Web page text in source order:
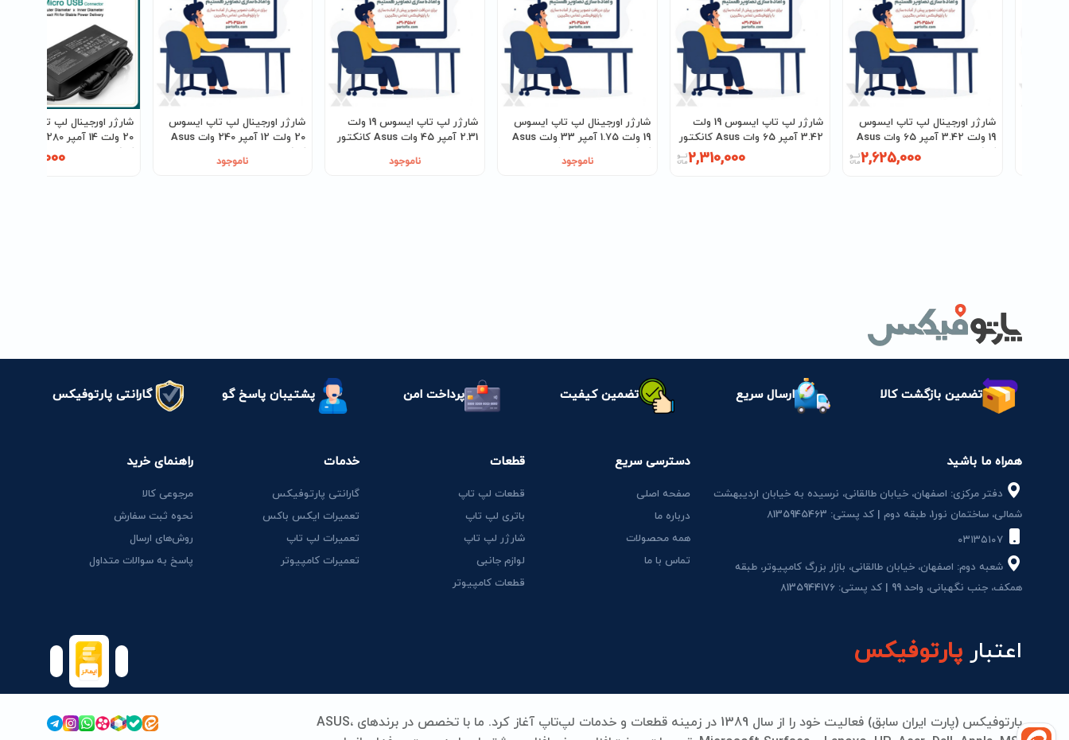
شارژر اورجینال لپ تاپ ایسوس
19 ولت 3.42 آمپر 65 وات Asus
کانکتور یونیورسال2,625,000
شارژر لپ تاپ ایسوس 19 ولت
3.42 آمپر 65 وات Asus کانکتور
2,310,000
شارژر اورجینال لپ تاپ ایسوس
19 ولت 1.75 آمپر 33 ولت Asus
کانکتور0.7 * 2.5 سوکت
ناموجود
شارژر لپ تاپ ایسوس 19 ولت
2.31 آمپر 45 وات Asus کانکتور
ناموجود
شارژر اورجینال لپ تاپ ایسوس
20 ولت 12 آمپر 240 وات Asus
کانکتور 3.0 * 4.5
ناموجود
شارژر اورجینال لپ تاپ
کانکتور MICRO USB
تضمین بازگشت کالا ارسال سریع تضمین کیفیت پرداخت امن پشتیبان پاسخ گو گارانتی پارتوفیکس
همراه ما باشید
دفتر مرکزی: اصفهان، خیابان طالقانی، نرسیده به خیابان اردیبهشت
شمالی، ساختمان نور1، طبقه دوم | کد پستی: 8135945463
۰۳۱۳۵۱۰۷
شعبه دوم: اصفهان، خیابان طالقانی، بازار بزرگ کامپیوتر، طبقه
همکف، جنب نگهبانی، واحد 99 | کد پستی: 8135944176
دسترسی سریع
صفحه اصلی
درباره ما
همه محصولات
تماس با ما
قطعات
قطعات لپ تاپ
باتری لپ تاپ
شارژر لپ تاپ
لوازم جانبی
قطعات کامپیوتر
خدمات
گارانتی پارتوفیکس
تعمیرات ایکس باکس
تعمیرات لپ تاپ
تعمیرات کامپیوتر
راهنمای خرید
مرجوعی کالا
نحوه ثبت سفارش
روش‌های ارسال
پاسخ به سوالات متداول
اعتبارپارتوفیکس
پارتوفیکس (پارت ایران سابق) فعالیت خود را از سال 1389 در زمینه قطعات و خدمات لپ‌تاپ آغاز کرد. ما با تخصص در برندهای ASUS،